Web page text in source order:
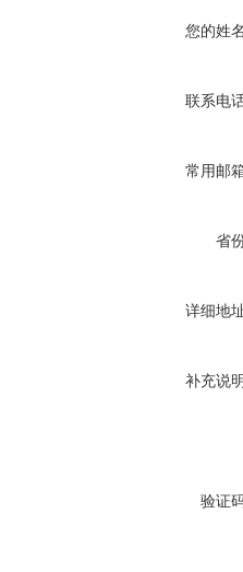
您的姓
联系电
常用邮
省
详细地
补充说
验证